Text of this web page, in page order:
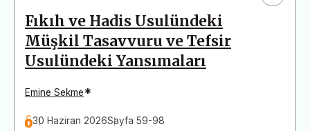
Fıkıh ve Hadis Usulündeki
Müşkil Tasavvuru ve Tefsir
Usulündeki Yansımaları
Emine Sekme*
30 Haziran 2026Sayfa 59-98